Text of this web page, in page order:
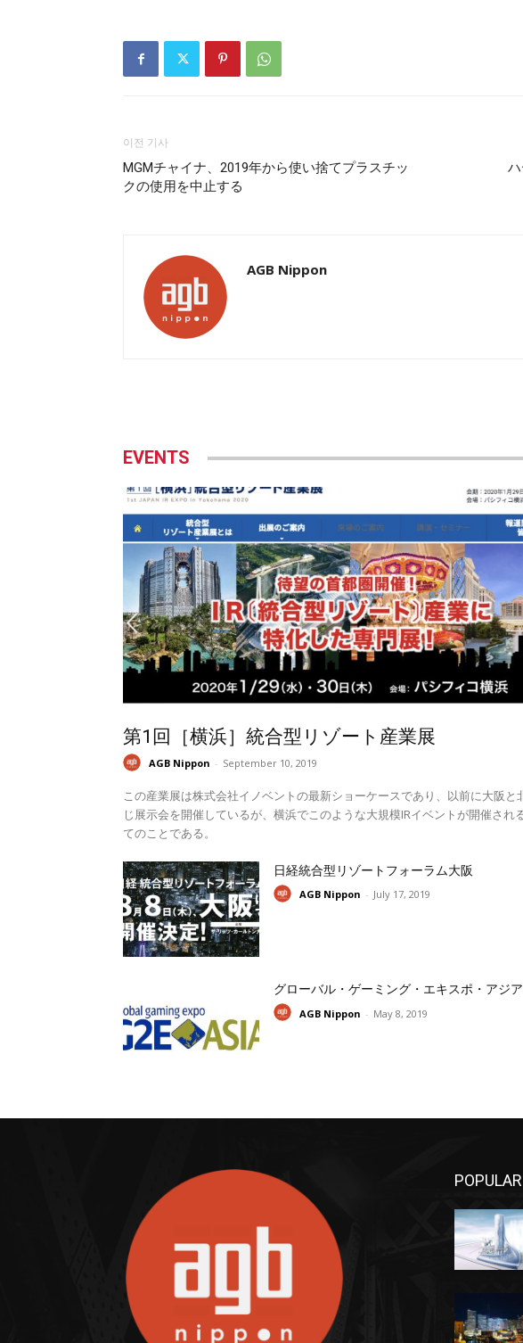
이전 기사
MGMチャイナ、2019年から使い捨てプラスチッ
クの使用を中止する
AGB Nippon
EVENTS
第1回［横浜］統合型リゾート産業展
AGB Nippon - September 10, 2019
この産業展は株式会社イノベントの最新ショーケースであり、以前に大阪と
じ展示会を開催しているが、横浜でこのような大規模IRイベントが開催され
てのことである。
日経統合型リゾートフォーラム大阪
AGB Nippon - July 17, 2019
グローバル・ゲーミング・エキスポ・アジア
AGB Nippon - May 8, 2019